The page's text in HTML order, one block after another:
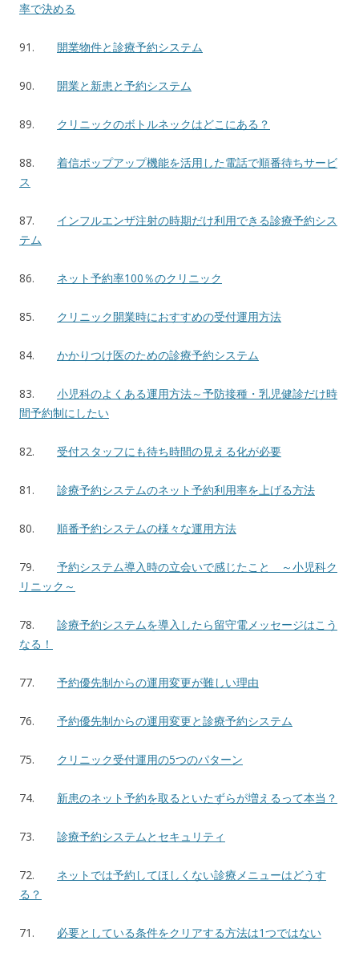
率で決める
91. 開業物件と診療予約システム
90. 開業と新患と予約システム
89. クリニックのボトルネックはどこにある？
88. 着信ポップアップ機能を活用した電話で順番待ちサービ
ス
87. インフルエンザ注射の時期だけ利用できる診療予約シス
テム
86. ネット予約率100％のクリニック
85. クリニック開業時におすすめの受付運用方法
84. かかりつけ医のための診療予約システム
83. 小児科のよくある運用方法～予防接種・乳児健診だけ時
間予約制にしたい
82. 受付スタッフにも待ち時間の見える化が必要
81. 診療予約システムのネット予約利用率を上げる方法
80. 順番予約システムの様々な運用方法
79. 予約システム導入時の立会いで感じたこと ～小児科ク
リニック～
78. 診療予約システムを導入したら留守電メッセージはこう
なる！
77. 予約優先制からの運用変更が難しい理由
76. 予約優先制からの運用変更と診療予約システム
75. クリニック受付運用の5つのパターン
74. 新患のネット予約を取るといたずらが増えるって本当？
73. 診療予約システムとセキュリティ
72. ネットでは予約してほしくない診療メニューはどうす
る？
71. 必要としている条件をクリアする方法は1つではない